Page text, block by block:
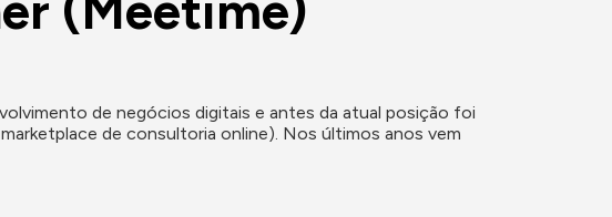
de negócios digitais e antes da atual posição foi
de consultoria online). Nos últimos anos vem